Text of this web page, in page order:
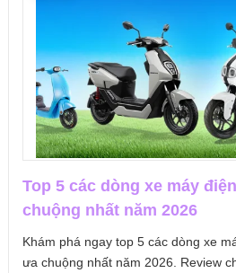
Top 5 các dòng xe máy
chuộng nhất năm 2026
Khám phá ngay top 5 các dòng xe
ưa chuộng nhất năm 2026. Review